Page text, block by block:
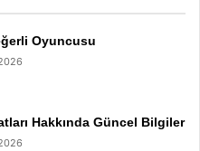
Oyuncusu
Hakkında Güncel Bilgiler